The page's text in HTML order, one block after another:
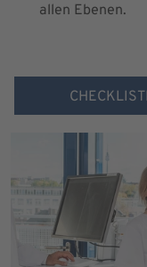
allen Ebenen.